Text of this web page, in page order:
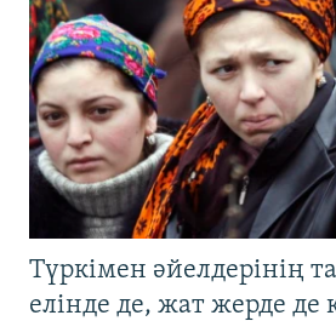
Түркімен әйелдерінің
елінде де, жат жерде де